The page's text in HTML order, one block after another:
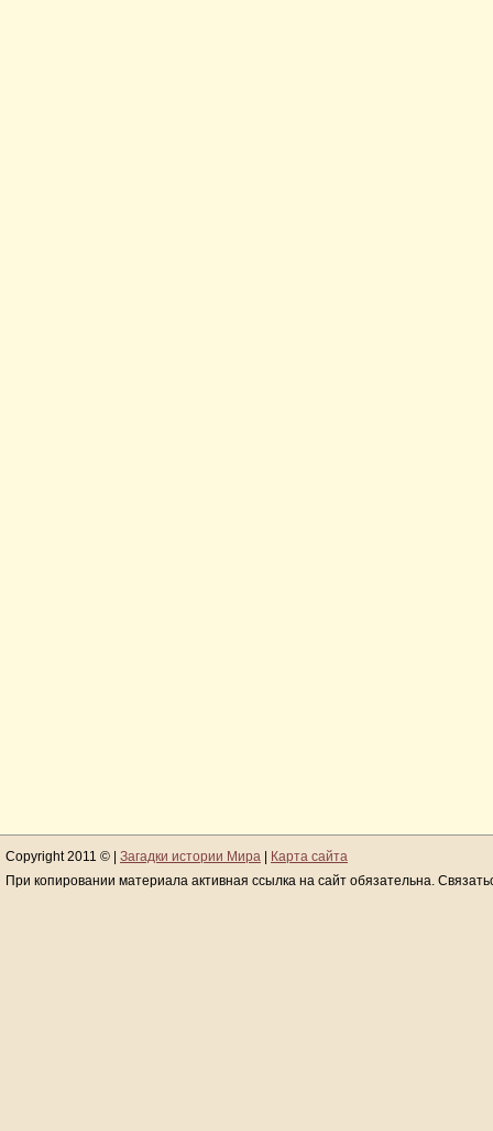
Copyright 2011 © | Загадки истории Мира
Карта сайта
При копировании материала активная ссылка на сайт обязательна.